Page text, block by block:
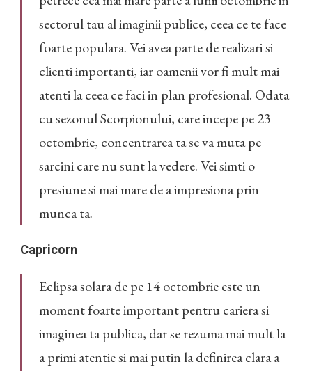
sectorul tau al imaginii publice, ceea ce te face
foarte populara. Vei avea parte de realizari si
clienti importanti, iar oamenii vor fi mult mai
atenti la ceea ce faci in plan profesional. Odata
cu sezonul Scorpionului, care incepe pe 23
octombrie, concentrarea ta se va muta pe
sarcini care nu sunt la vedere. Vei simti o
presiune si mai mare de a impresiona prin
munca ta.
Capricorn
Eclipsa solara de pe 14 octombrie este un
moment foarte important pentru cariera si
imaginea ta publica, dar se rezuma mai mult la
a primi atentie si mai putin la definirea clara a